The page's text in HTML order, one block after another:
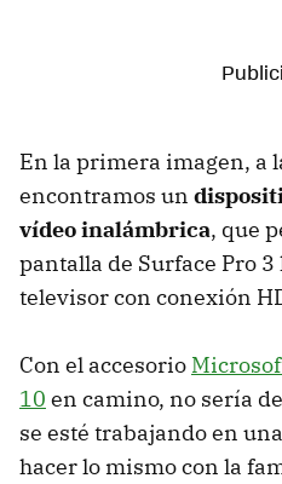
En la primera imagen, a
encontramos un
vídeo inalámbrica, que
pantalla de Surface Pro
televisor con conexión
Con el accesorio
10 en camino, no sería
se esté trabajando en
hacer lo mismo con la